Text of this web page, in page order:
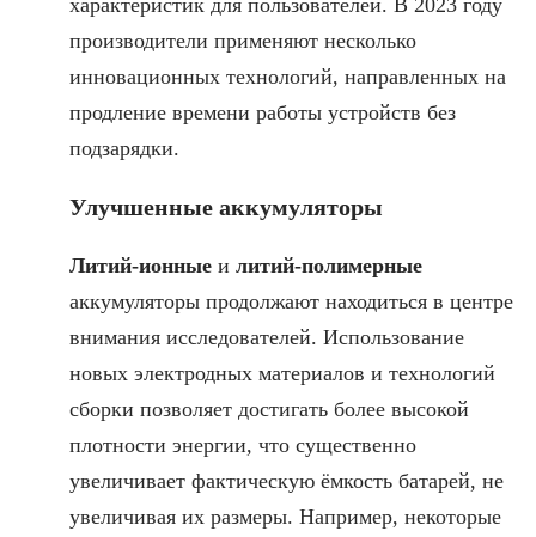
производители применяют несколько
инновационных технологий, направленных на
продление времени работы устройств без
подзарядки.
Улучшенные аккумуляторы
Литий-ионные и литий-полимерные
аккумуляторы продолжают находиться в центре
внимания исследователей. Использование
новых электродных материалов и технологий
сборки позволяет достигать более высокой
плотности энергии, что существенно
увеличивает фактическую ёмкость батарей, не
увеличивая их размеры. Например, некоторые